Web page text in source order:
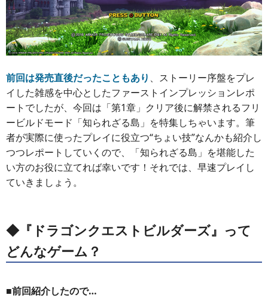
前回は発売直後だったこともあり 、ストーリー序盤をプレ
イした雑感を中心としたファーストインプレッションレポ
ートでしたが、今回は「第1章」クリア後に解禁されるフリ
ービルドモード「知られざる島」を特集しちゃいます。筆
者が実際に使ったプレイに役立つ“ちょい技”なんかも紹介し
つつレポートしていくので、「知られざる島」を堪能した
い方のお役に立てれば幸いです！それでは、早速プレイし
ていきましょう。
◆『ドラゴンクエストビルダーズ』って
どんなゲーム？
■前回紹介したので…